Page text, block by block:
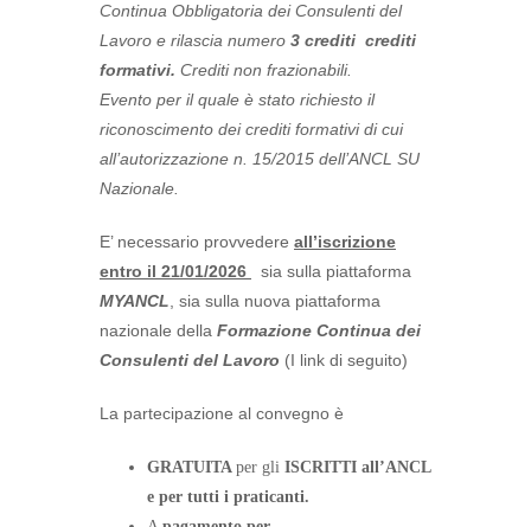
Continua Obbligatoria dei Consulenti del
Lavoro e rilascia numero 3 crediti crediti
formativi. Crediti non frazionabili.
Evento per il quale è stato richiesto il
riconoscimento dei crediti formativi di cui
all’autorizzazione n. 15/2015 dell’ANCL SU
Nazionale.
E’ necessario provvedere all’iscrizione
entro il 21/01/2026
sia sulla piattaforma
MYANCL , sia sulla nuova piattaforma
nazionale della Formazione Continua dei
Consulenti del Lavoro (I link di seguito)
La partecipazione al convegno è
GRATUITA per gli ISCRITTI all’ANCL
e per tutti i praticanti.